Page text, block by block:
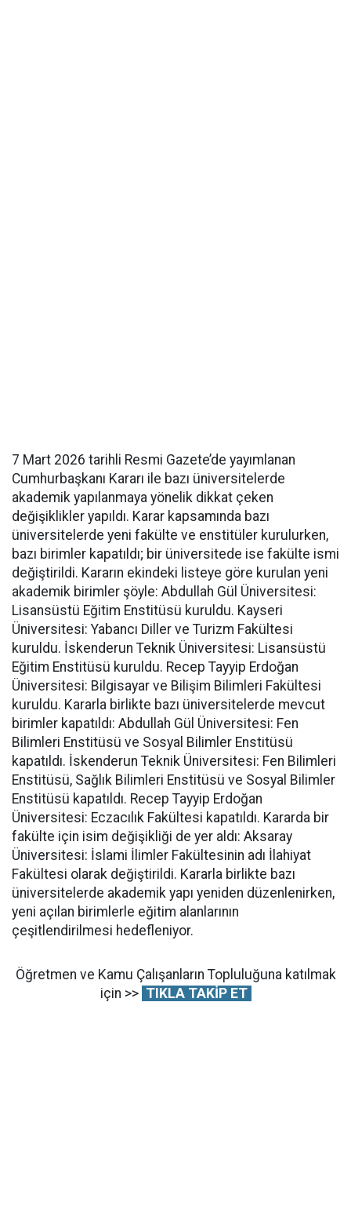
7 Mart 2026 tarihli Resmi Gazete’de yayımlanan
Cumhurbaşkanı Kararı ile bazı üniversitelerde
akademik yapılanmaya yönelik dikkat çeken
değişiklikler yapıldı. Karar kapsamında bazı
üniversitelerde yeni fakülte ve enstitüler kurulurken,
bazı birimler kapatıldı; bir üniversitede ise fakülte ismi
değiştirildi. Kararın ekindeki listeye göre kurulan yeni
akademik birimler şöyle: Abdullah Gül Üniversitesi:
Lisansüstü Eğitim Enstitüsü kuruldu. Kayseri
Üniversitesi: Yabancı Diller ve Turizm Fakültesi
kuruldu. İskenderun Teknik Üniversitesi: Lisansüstü
Eğitim Enstitüsü kuruldu. Recep Tayyip Erdoğan
Üniversitesi: Bilgisayar ve Bilişim Bilimleri Fakültesi
kuruldu. Kararla birlikte bazı üniversitelerde mevcut
birimler kapatıldı: Abdullah Gül Üniversitesi: Fen
Bilimleri Enstitüsü ve Sosyal Bilimler Enstitüsü
kapatıldı. İskenderun Teknik Üniversitesi: Fen Bilimleri
Enstitüsü, Sağlık Bilimleri Enstitüsü ve Sosyal Bilimler
Enstitüsü kapatıldı. Recep Tayyip Erdoğan
Üniversitesi: Eczacılık Fakültesi kapatıldı. Kararda bir
fakülte için isim değişikliği de yer aldı: Aksaray
Üniversitesi: İslami İlimler Fakültesinin adı İlahiyat
Fakültesi olarak değiştirildi. Kararla birlikte bazı
üniversitelerde akademik yapı yeniden düzenlenirken,
yeni açılan birimlerle eğitim alanlarının
çeşitlendirilmesi hedefleniyor.
Öğretmen ve Kamu Çalışanların Topluluğuna katılmak
için >> TIKLA TAKİP ET